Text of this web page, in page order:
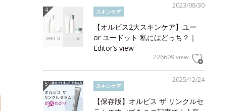
2023/08/30
スキンケア
【オルビス2大スキンケア】ユー
or ユードット 私にはどっち？｜
Editor’s view
226609 view
2025/12/24
スキンケア
【保存版】オルビス ザ リンクルセ